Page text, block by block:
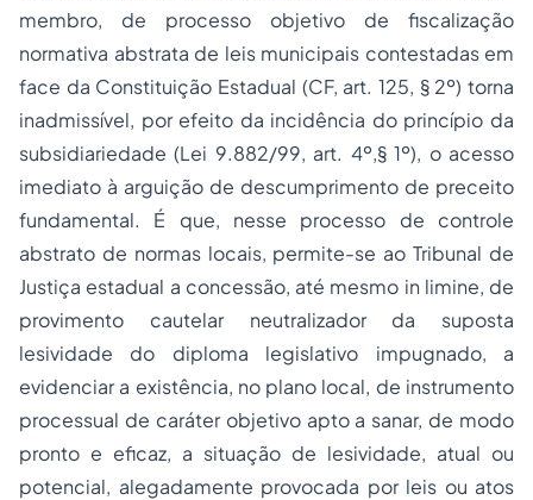
membro, de processo objetivo de fiscalização
normativa abstrata de leis municipais contestadas em
face da Constituição Estadual (CF, art. 125, § 2º) torna
inadmissível, por efeito da incidência do princípio da
subsidiariedade (Lei 9.882/99, art. 4º,§ 1º), o acesso
imediato à arguição de descumprimento de preceito
fundamental. É que, nesse processo de controle
abstrato de normas locais, permite-se ao Tribunal de
Justiça estadual a concessão, até mesmo in limine, de
provimento cautelar neutralizador da suposta
lesividade do diploma legislativo impugnado, a
evidenciar a existência, no plano local, de instrumento
processual de caráter objetivo apto a sanar, de modo
pronto e eficaz, a situação de lesividade, atual ou
potencial, alegadamente provocada por leis ou atos